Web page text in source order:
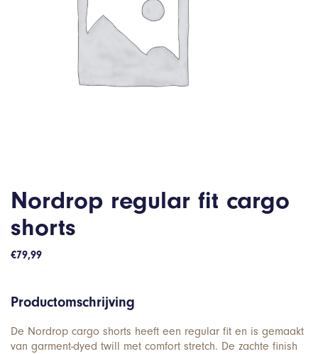
Nordrop regular fit cargo
shorts
€79,99
Productomschrijving
De Nordrop cargo shorts heeft een regular fit en is gemaakt
van garment-dyed twill met comfort stretch. De zachte finish